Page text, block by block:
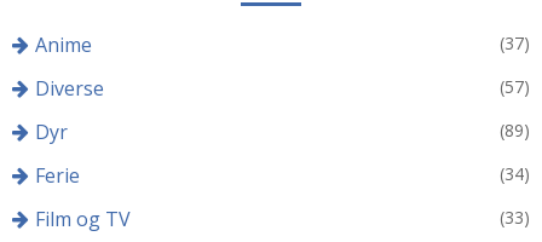
Anime (37)
Diverse (57)
Dyr (89)
Ferie (34)
Film og TV (33)